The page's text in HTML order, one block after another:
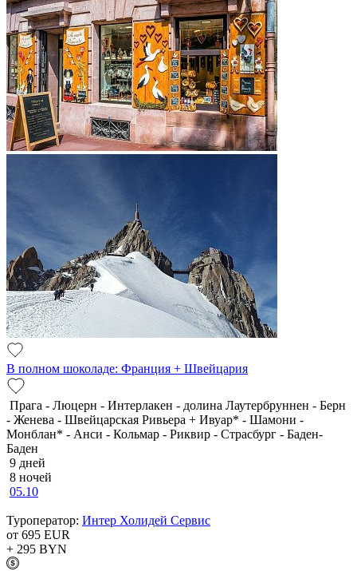
В полном шоколаде: Франция + Швейцария
Прага - Люцерн - Интерлакен - долина Лаутербруннен - Берн
- Женева - Швейцарская Ривьера + Ивуар* - Шамони -
Монблан* - Анси - Кольмар - Риквир - Страсбург - Баден-
Баден
9 дней
8 ночей
05.10
Туроператор: Интер Холидей Сервис
от 695 EUR
+ 295 BYN